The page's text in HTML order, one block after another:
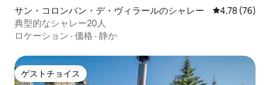
サン・コロンバン・デ・ヴィラールのシャレー レビュー76
4.78 (76)
典型的なシャレー20人
ロケーション · 価格 · 静か
ゲストチョイス
ゲストチョイス